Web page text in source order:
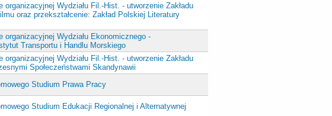
organizacyjnej Wydziału Fil.-Hist. - utworzenie Zakładu
oraz przekształcenie: Zakład Polskiej Literatury
organizacyjnej Wydziału Ekonomicznego -
Transportu i Handlu Morskiego
organizacyjnej Wydziału Fil.-Hist. - utworzenie Zakładu
Społeczeństwami Skandynawii
Studium Prawa Pracy
Studium Edukacji Regionalnej i Alternatywnej